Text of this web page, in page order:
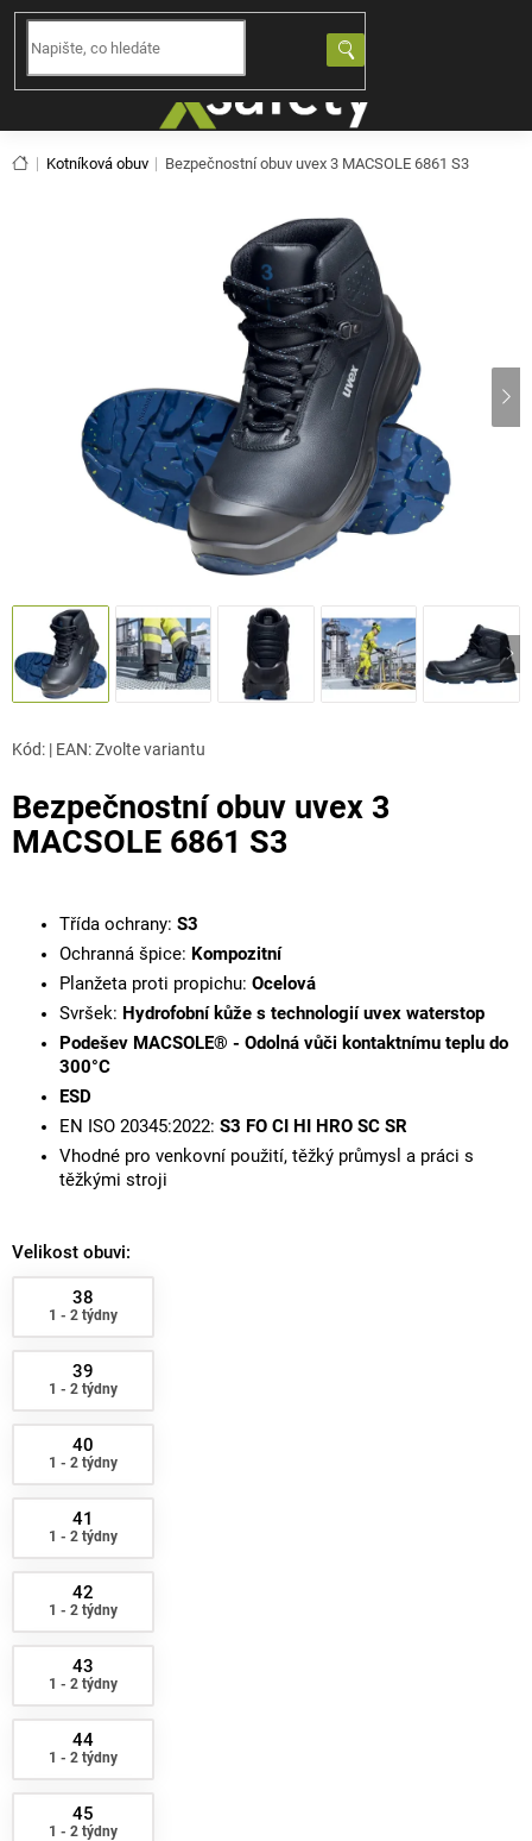
Přejít
obsah
Domů
Kotníková obuv Bezpečnostní obuv uvex 3 MACSOLE 6861 S3
Bezpečnostní obuv uvex 3
MACSOLE 6861 S3
Kód: | EAN:Zvolte variantu
Třída ochrany: S3
Ochranná špice: Kompozitní
Planžeta proti propichu: Ocelová
Svršek: Hydrofobní kůže s technologií uvex waterstop
Podešev MACSOLE® - Odolná vůči kontaktnímu teplu do
300°C
ESD
EN ISO 20345:2022: S3 FO CI HI HRO SC SR
Vhodné pro venkovní použití, těžký průmysl a práci s
těžkými stroji
Velikost obuvi:
38
1 - 2 týdny
39
1 - 2 týdny
40
1 - 2 týdny
41
1 - 2 týdny
42
1 - 2 týdny
43
1 - 2 týdny
44
1 - 2 týdny
45
1 - 2 týdny